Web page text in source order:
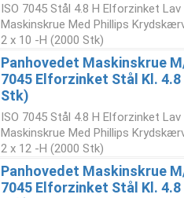
ISO 7045 Stål 4.8 H Elforzinket
Maskinskrue Med Phillips
2 x 10 -H (2000 Stk)
Panhovedet Maskinskrue
7045 Elforzinket Stål Kl. 4.8
Stk)
ISO 7045 Stål 4.8 H Elforzinket
Maskinskrue Med Phillips
2 x 12 -H (2000 Stk)
Panhovedet Maskinskrue
7045 Elforzinket Stål Kl. 4.8